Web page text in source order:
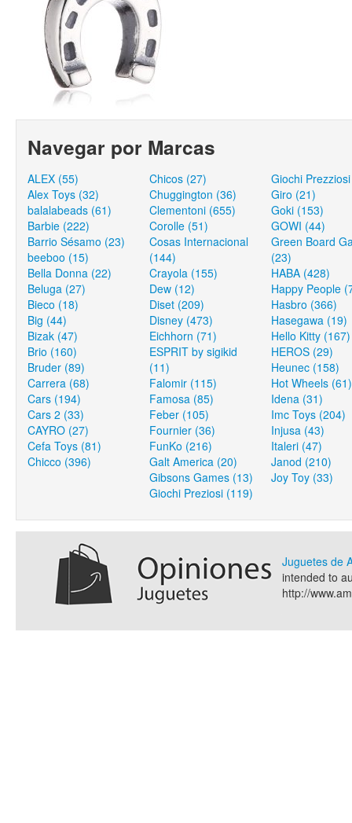
Navegar por Marcas
ALEX (55)
Alex Toys (32)
balalabeads (61)
Barbie (222)
Barrio Sésamo (23)
beeboo (15)
Bella Donna (22)
Beluga (27)
Bieco (18)
Big (44)
Bizak (47)
Brio (160)
Bruder (89)
Carrera (68)
Cars (194)
Cars 2 (33)
CAYRO (27)
Cefa Toys (81)
Chicco (396)
Chicos (27)
Chuggington (36)
Clementoni (655)
Corolle (51)
Cosas Internacional
(144)
Crayola (155)
Dew (12)
Diset (209)
Disney (473)
Eichhorn (71)
ESPRIT by sigikid
(11)
Falomir (115)
Famosa (85)
Feber (105)
Fournier (36)
FunKo (216)
Galt America (20)
Gibsons Games (13)
Giochi Preziosi (119)
Giochi
Giro (21)
Goki (153)
GOWI (44)
Green Board
(23)
HABA (428)
Happy People
Hasbro (366)
Hasegawa (19)
Hello Kitty (167)
HEROS (29)
Heunec (158)
Hot Wheels (61)
Idena (31)
Imc Toys (204)
Injusa (43)
Italeri (47)
Janod (210)
Joy Toy (33)
Juguetes de
intended to
http://